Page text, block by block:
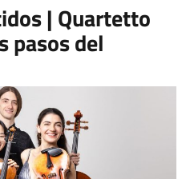
| Quartetto
pasos del